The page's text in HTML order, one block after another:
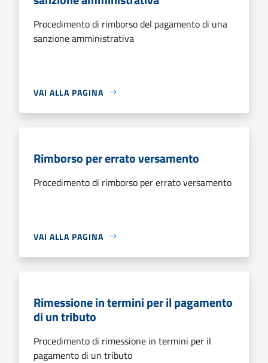
Procedimento di rimborso del pagamento di una
sanzione amministrativa
VAI ALLA PAGINA
Rimborso per errato versamento
Procedimento di rimborso per errato versamento
VAI ALLA PAGINA
Rimessione in termini per il pagamento
di un tributo
Procedimento di rimessione in termini per il
pagamento di un tributo